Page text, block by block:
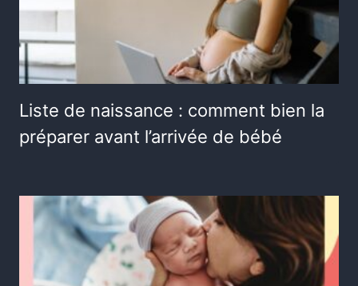
Liste de naissance : comment bien la
préparer avant l’arrivée de bébé